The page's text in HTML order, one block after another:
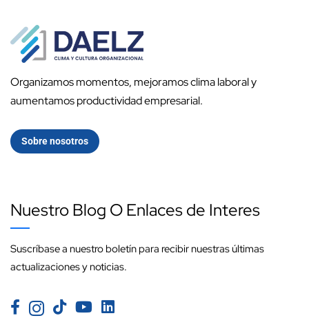
Organizamos momentos, mejoramos clima laboral y
aumentamos productividad empresarial.
Sobre nosotros
Nuestro Blog O Enlaces de Interes
Suscríbase a nuestro boletín para recibir nuestras últimas
actualizaciones y noticias.